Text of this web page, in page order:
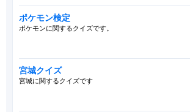
ポケモン検定
ポケモンに関するクイズです。
宮城クイズ
宮城に関するクイズです